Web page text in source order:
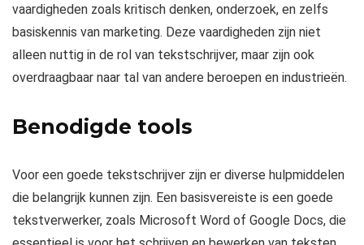
vaardigheden zoals kritisch denken, onderzoek, en zelfs
basiskennis van marketing. Deze vaardigheden zijn niet
alleen nuttig in de rol van tekstschrijver, maar zijn ook
overdraagbaar naar tal van andere beroepen en industrieën.
Benodigde tools
Voor een goede tekstschrijver zijn er diverse hulpmiddelen
die belangrijk kunnen zijn. Een basisvereiste is een goede
tekstverwerker, zoals Microsoft Word of Google Docs, die